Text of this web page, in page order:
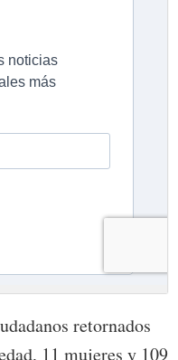
retornados
11 mujeres y 109